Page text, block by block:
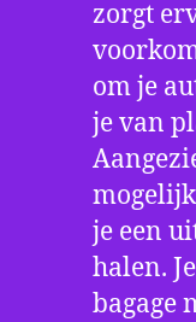
zorgt
om je
je van
je een
halen.
bagage